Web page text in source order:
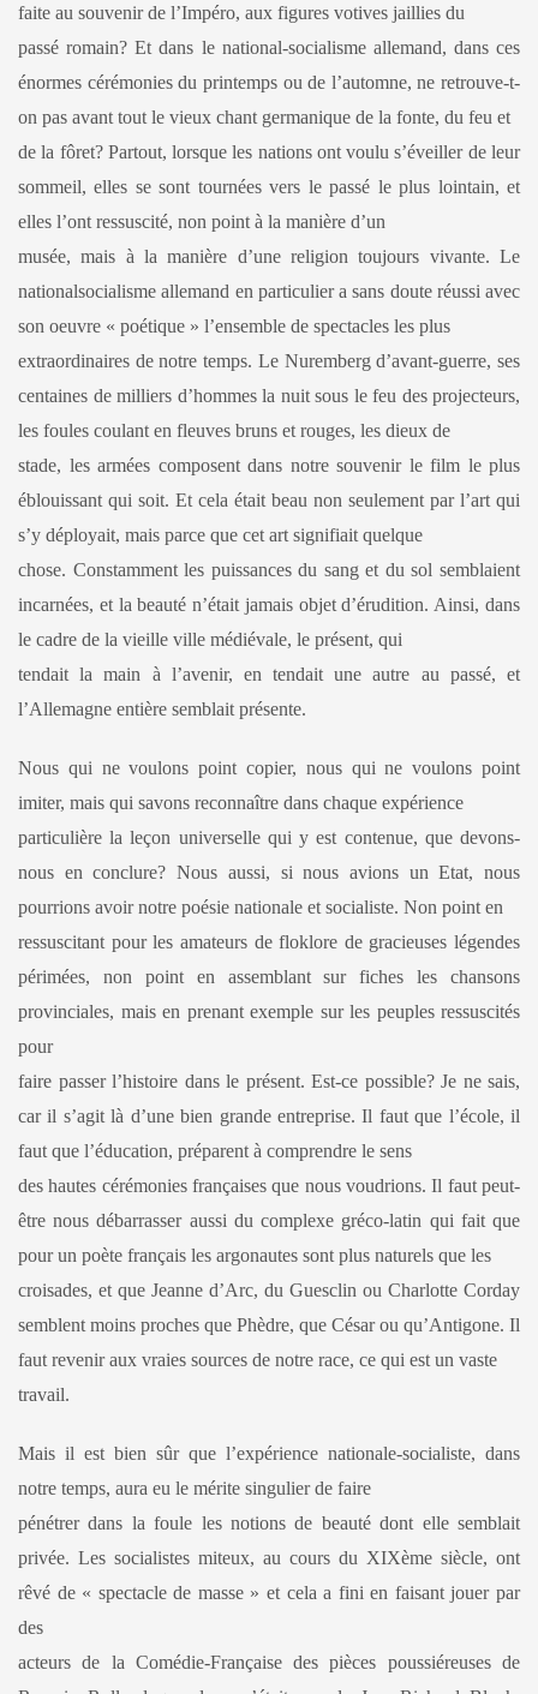
faite au souvenir de l’Impéro, aux figures votives jaillies du
passé romain? Et dans le national-socialisme allemand, dans ces
énormes cérémonies du printemps ou de l’automne, ne retrouve-t-
on pas avant tout le vieux chant germanique de la fonte, du feu et
de la fôret? Partout, lorsque les nations ont voulu s’éveiller de leur
sommeil, elles se sont tournées vers le passé le plus lointain, et
elles l’ont ressuscité, non point à la manière d’un
musée, mais à la manière d’une religion toujours vivante. Le
nationalsocialisme allemand en particulier a sans doute réussi avec
son oeuvre « poétique » l’ensemble de spectacles les plus
extraordinaires de notre temps. Le Nuremberg d’avant-guerre, ses
centaines de milliers d’hommes la nuit sous le feu des projecteurs,
les foules coulant en fleuves bruns et rouges, les dieux de
stade, les armées composent dans notre souvenir le film le plus
éblouissant qui soit. Et cela était beau non seulement par l’art qui
s’y déployait, mais parce que cet art signifiait quelque
chose. Constamment les puissances du sang et du sol semblaient
incarnées, et la beauté n’était jamais objet d’érudition. Ainsi, dans
le cadre de la vieille ville médiévale, le présent, qui
tendait la main à l’avenir, en tendait une autre au passé, et
l’Allemagne entière semblait présente.
Nous qui ne voulons point copier, nous qui ne voulons point
imiter, mais qui savons reconnaître dans chaque expérience
particulière la leçon universelle qui y est contenue, que devons-
nous en conclure? Nous aussi, si nous avions un Etat, nous
pourrions avoir notre poésie nationale et socialiste. Non point en
ressuscitant pour les amateurs de floklore de gracieuses légendes
périmées, non point en assemblant sur fiches les chansons
provinciales, mais en prenant exemple sur les peuples ressuscités
pour
faire passer l’histoire dans le présent. Est-ce possible? Je ne sais,
car il s’agit là d’une bien grande entreprise. Il faut que l’école, il
faut que l’éducation, préparent à comprendre le sens
des hautes cérémonies françaises que nous voudrions. Il faut peut-
être nous débarrasser aussi du complexe gréco-latin qui fait que
pour un poète français les argonautes sont plus naturels que les
croisades, et que Jeanne d’Arc, du Guesclin ou Charlotte Corday
semblent moins proches que Phèdre, que César ou qu’Antigone. Il
faut revenir aux vraies sources de notre race, ce qui est un vaste
travail.
Mais il est bien sûr que l’expérience nationale-socialiste, dans
notre temps, aura eu le mérite singulier de faire
pénétrer dans la foule les notions de beauté dont elle semblait
privée. Les socialistes miteux, au cours du XIXème siècle, ont
rêvé de « spectacle de masse » et cela a fini en faisant jouer par
des
acteurs de la Comédie-Française des pièces poussiéreuses de